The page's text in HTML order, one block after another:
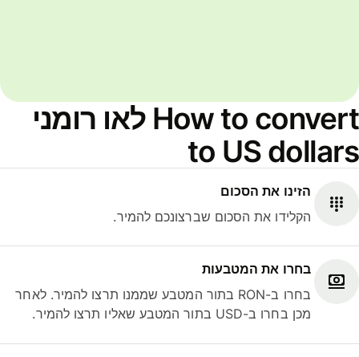
How to convert לאו רומני
to US dollars
הזינו את הסכום
הקלידו את הסכום שברצונכם להמיר.
בחרו את המטבעות
בחרו ב-RON בתור המטבע שממנו תרצו להמיר. לאחר
מכן בחרו ב-USD בתור המטבע שאליו תרצו להמיר.